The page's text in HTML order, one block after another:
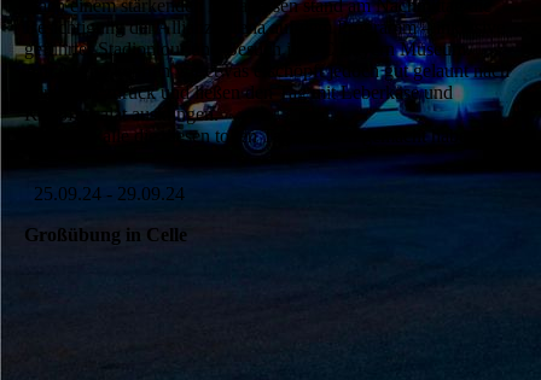
Nach einem stärkenden Mittagessen stand am Nachmittag die
Besichtigung der Allianz-Arena auf dem Programm – inklusive
geführter Stadiontour und Besuch im FC Bayern Museum.
Am Abend kehrten wir etwas erschöpft jedoch gut gelaunt nach
Kirchdorf zurück und ließen den Tag mit Leberkäse und
Kartoffelsalat ausklingen.
Danke an alle die diesen tollen Tag möglich gemacht haben!
25.09.24 - 29.09.24
Großübung in Celle